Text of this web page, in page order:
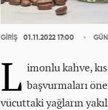
GİRİŞ 01.11.2022 17:00
L imonlu kahve,
başvurmaları
vücuttaki yağların